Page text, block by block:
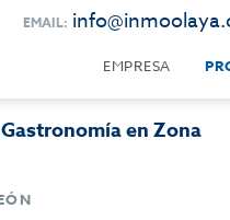
EMAIL:
EMPRESA
en Zona